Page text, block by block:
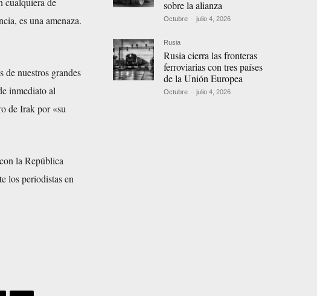
es una amenaza.
de nuestros grandes
inmediato al
de Irak por «su
la República
los periodistas en
sobre la alianza
Octubre - julio 4, 2026
Rusia
Rusia cierra las fronteras
ferroviarias con tres países
de la Unión Europea
Octubre - julio 4, 2026